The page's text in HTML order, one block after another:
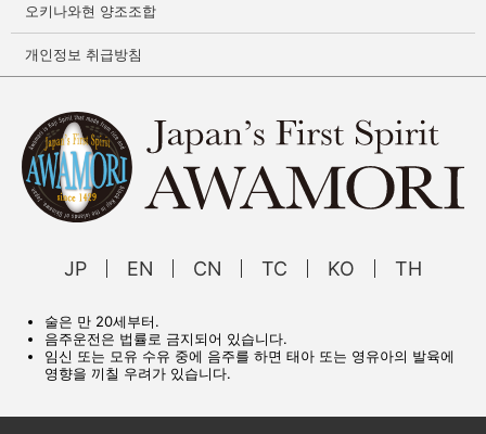
오키나와현 양조조합
개인정보 취급방침
JP EN CN TC KO TH
술은 만 20세부터.
음주운전은 법률로 금지되어 있습니다.
임신 또는 모유 수유 중에 음주를 하면 태아 또는 영유아의 발육에
영향을 끼칠 우려가 있습니다.